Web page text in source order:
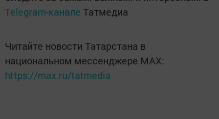
Telegram-канале Татмедиа
Читайте новости Татарстана в
национальном мессенджере MАХ:
https://max.ru/tatmedia